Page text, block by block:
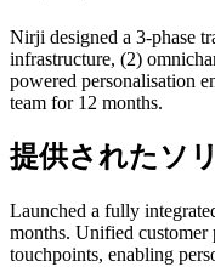
Nirji designed a 3-phase
infrastructure, (2)
powered personalisation
team for 12 months.
提供されたソ
Launched a fully
months. Unified
touchpoints, enabling